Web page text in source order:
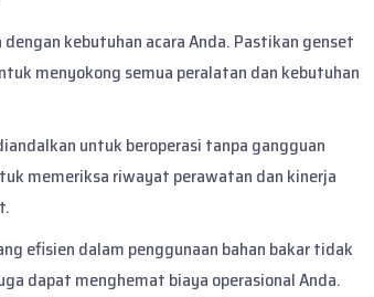
kebutuhan acara Anda. Pastikan genset
menyokong semua peralatan dan kebutuhan
untuk beroperasi tanpa gangguan
memeriksa riwayat perawatan dan kinerja
efisien dalam penggunaan bahan bakar tidak
dapat menghemat biaya operasional Anda.